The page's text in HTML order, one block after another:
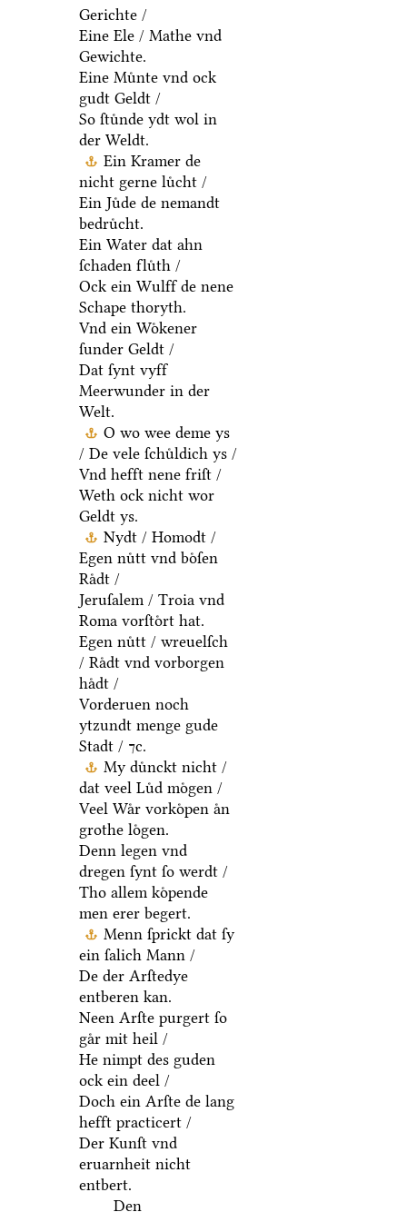
Gerichte /
Eine Ele / Mathe vnd
Gewichte.
Eine Muͤnte vnd ock
gudt Geldt /
So ſtuͤnde ydt wol in
der Weldt.
Ein Kramer de
nicht gerne luͤcht /
Ein Juͤde de nemandt
bedruͤcht.
Ein Water dat ahn
ſchaden fluͤth /
Ock ein Wulff de nene
Schape thoryth.
Vnd ein Woͤkener
ſunder Geldt /
Dat ſynt vyff
Meerwunder in der
Welt.
O wo wee deme ys
/ De vele ſchuͤldich ys /
Vnd hefft nene friſt /
Weth ock nicht wor
Geldt ys.
Nydt / Homodt /
Egen nuͤtt vnd boͤſen
Raͤdt /
Jeruſalem / Troia vnd
Roma vorſtoͤrt hat.
Egen nuͤtt / wreuelſch
/ Raͤdt vnd vorborgen
haͤdt /
Vorderuen noch
ytzundt menge gude
Stadt / ⁊c.
My duͤnckt nicht /
dat veel Luͤd moͤgen /
Veel Waͤr vorkoͤpen aͤn
grothe loͤgen.
Denn legen vnd
dregen ſynt ſo werdt /
Tho allem koͤpende
men erer begert.
Menn ſprickt dat ſy
ein ſalich Mann /
De der Arſtedye
entberen kan.
Neen Arſte purgert ſo
gaͤr mit heil /
He nimpt des guden
ock ein deel /
Doch ein Arſte de lang
hefft practicert /
Der Kunſt vnd
eruarnheit nicht
entbert.
Den